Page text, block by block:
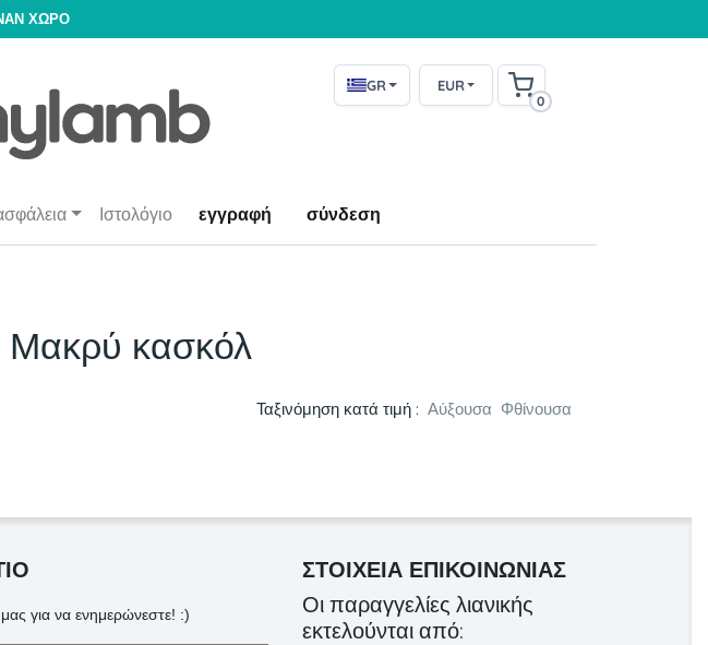
ΧΏΡΟ
GR EUR
0
Ιστολόγιο εγγραφή σύνδεση
Μακρύ κασκόλ
Ταξινόμηση κατά τιμή : Αύξουσα Φθίνουσα
για να ενημερώνεστε! :)
ΣΤΟΙΧΕΊΑ ΕΠΙΚΟΙΝΩΝΊΑΣ
Οι παραγγελίες λιανικής
εκτελούνται από: